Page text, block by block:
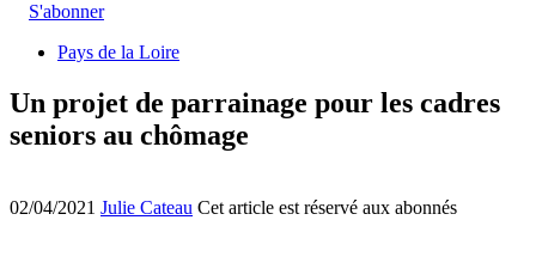
S'abonner
Pays de la Loire
Un projet de parrainage pour les cadres
seniors au chômage
02/04/2021 Julie Cateau Cet article est réservé aux abonnés